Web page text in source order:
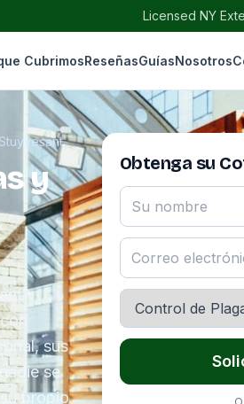
Licensed NY
CubrimosReseñasGuíasNosotros
y
sus
se
propio
Obtenga su